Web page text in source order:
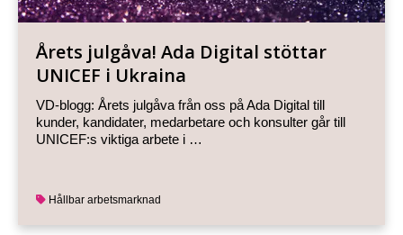
Årets julgåva! Ada Digital stöttar
UNICEF i Ukraina
VD-blogg: Årets julgåva från oss på Ada Digital till
kunder, kandidater, medarbetare och konsulter går till
UNICEF:s viktiga arbete i …
Hållbar arbetsmarknad